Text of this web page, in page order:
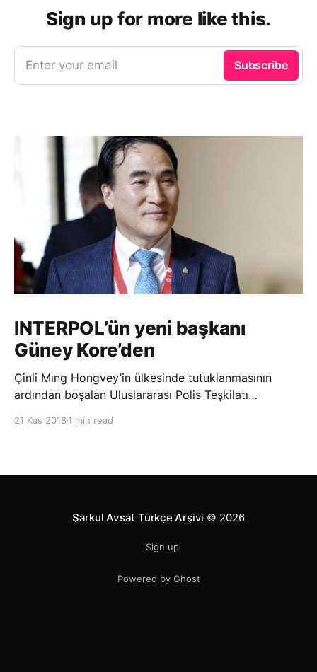
Sign up for more like this.
Enter your email Subscribe
INTERPOL’ün yeni başkanı
Güney Kore’den
Çinli Mıng Hongvey’in ülkesinde tutuklanmasının
ardından boşalan Uluslararası Polis Teşkilatı
21 Kas 2018 1 min read
Şarkul Avsat Türkçe Arşivi © 2026
Sign up
Powered by Ghost